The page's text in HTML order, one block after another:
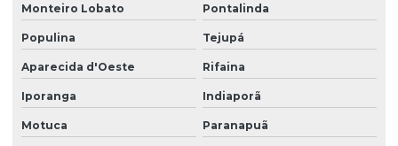
Monteiro Lobato Pontalinda
Populina Tejupá
Aparecida d'Oeste Rifaina
Iporanga Indiaporã
Motuca Paranapuã